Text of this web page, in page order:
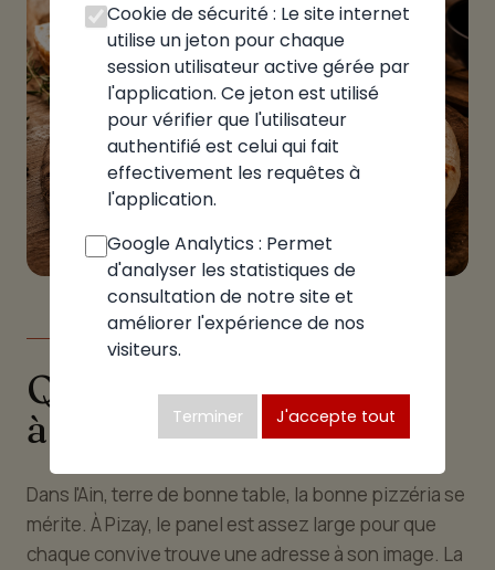
Quelle pizzeria choisir
à Pizay
Dans l'Ain, terre de bonne table, la bonne pizzéria se
mérite. À Pizay, le panel est assez large pour que
chaque convive trouve une adresse à son image. La
Cookie de sécurité : Le site internet
utilise un jeton pour chaque
session utilisateur active gérée par
l'application. Ce jeton est utilisé
pour vérifier que l'utilisateur
authentifié est celui qui fait
effectivement les requêtes à
l'application.
Google Analytics : Permet
d'analyser les statistiques de
consultation de notre site et
améliorer l'expérience de nos
visiteurs.
Terminer J'accepte tout